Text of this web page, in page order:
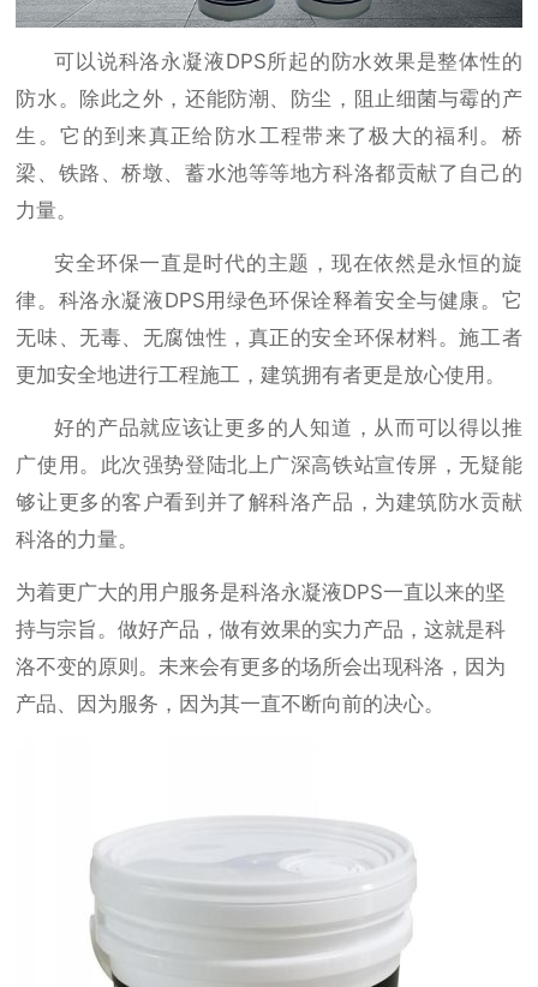
可以说科洛永凝液DPS所起的防水效果是整体性的
防水。除此之外，还能防潮、防尘，阻止细菌与霉的产
生。它的到来真正给防水工程带来了极大的福利。桥
梁、铁路、桥墩、蓄水池等等地方科洛都贡献了自己的
力量。
安全环保一直是时代的主题，现在依然是永恒的旋
律。科洛永凝液DPS用绿色环保诠释着安全与健康。它
无味、无毒、无腐蚀性，真正的安全环保材料。施工者
更加安全地进行工程施工，建筑拥有者更是放心使用。
好的产品就应该让更多的人知道，从而可以得以推
广使用。此次强势登陆北上广深高铁站宣传屏，无疑能
够让更多的客户看到并了解科洛产品，为建筑防水贡献
科洛的力量。
为着更广大的用户服务是科洛永凝液DPS一直以来的坚
持与宗旨。做好产品，做有效果的实力产品，这就是科
洛不变的原则。未来会有更多的场所会出现科洛，因为
产品、因为服务，因为其一直不断向前的决心。